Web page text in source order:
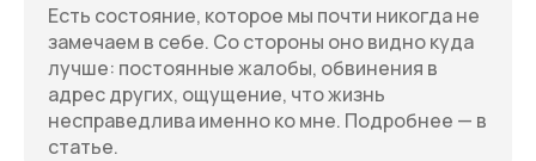
Есть состояние, которое мы почти никогда не
замечаем в себе. Со стороны оно видно куда
лучше: постоянные жалобы, обвинения в
адрес других, ощущение, что жизнь
несправедлива именно ко мне. Подробнее — в
статье.